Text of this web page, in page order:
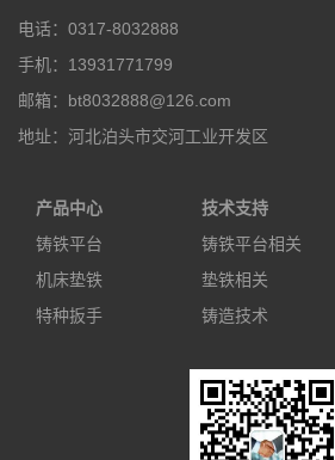
电话：0317-8032888
手机：13931771799
邮箱：bt8032888@126.com
地址：河北泊头市交河工业开发区
产品中心
铸铁平台
机床垫铁
特种扳手
技术支持
铸铁平台相关
垫铁相关
铸造技术